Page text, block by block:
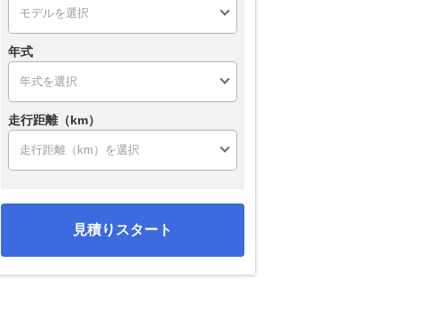
年式
走行距離（km）
見積りスタート